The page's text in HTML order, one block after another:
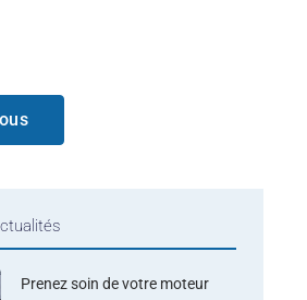
Prenez soin de votre moteur